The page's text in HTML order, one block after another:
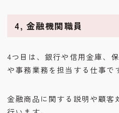
4, 金融機関職員
4つ目は、銀行や信用金庫、
や事務業務を担当する仕事で
金融商品に関する説明や顧客